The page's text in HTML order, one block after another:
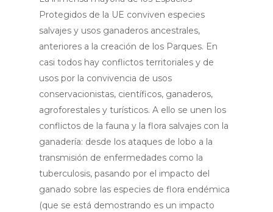
Protegidos de la UE conviven especies
salvajes y usos ganaderos ancestrales,
anteriores a la creación de los Parques. En
casi todos hay conflictos territoriales y de
usos por la convivencia de usos
conservacionistas, científicos, ganaderos,
agroforestales y turísticos. A ello se unen los
conflictos de la fauna y la flora salvajes con la
ganadería: desde los ataques de lobo a la
transmisión de enfermedades como la
tuberculosis, pasando por el impacto del
ganado sobre las especies de flora endémica
(que se está demostrando es un impacto